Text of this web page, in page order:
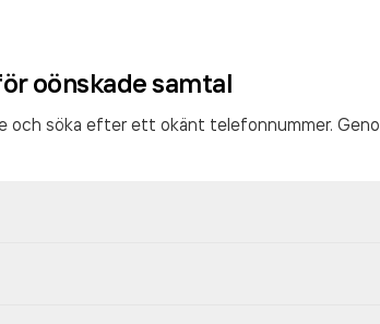
oönskade samtal
och söka efter ett okänt telefonnummer.